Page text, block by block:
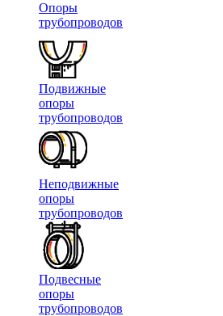
Опоры
трубопроводов
Подвижные
опоры
трубопроводов
Неподвижные
опоры
трубопроводов
Подвесные
опоры
трубопроводов